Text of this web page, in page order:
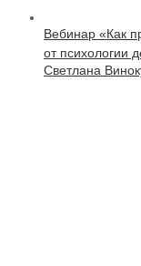
Вебинар «Как
от психологии
Светлана